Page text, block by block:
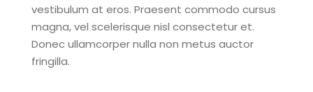
vestibulum at eros. Praesent commodo cursus
magna, vel scelerisque nisl consectetur et.
Donec ullamcorper nulla non metus auctor
fringilla.